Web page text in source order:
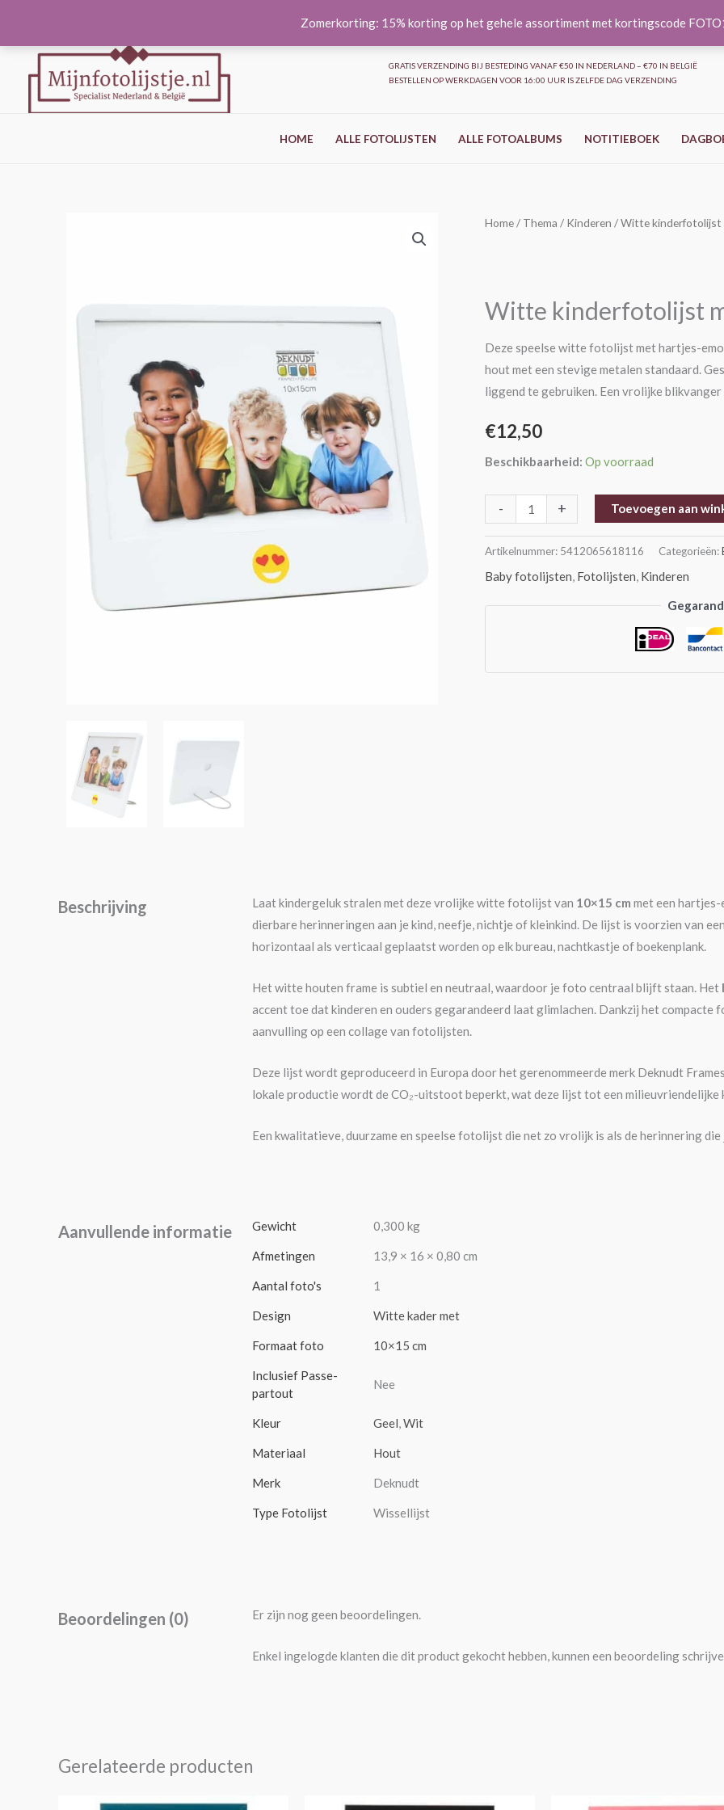
Zomerkorting: 15% korting op het gehele assortiment met kortingscode
inhoud
GRATIS VERZENDING BIJ BESTEDING VANAF €50 IN NEDERLAND – €70 IN BELGIË
BESTELLEN OP WERKDAGEN VOOR 16:00 UUR IS ZELFDE DAG VERZENDING
HOME ALLE FOTOLIJSTEN ALLE FOTOALBUMS NOTITIEBOEK
Home/ Thema / Kinderen / Witte kinderfotolijst
Witte kinderfotolijst
Deze speelse witte fotolijst met hartjes-
hout met een stevige metalen standaard.
liggend te gebruiken. Een vrolijke
€12,50
Beschikbaarheid: Op voorraad
-
Witte
emoji
10x15
cm
aantal
+ Toevoegen aan
Artikelnummer: 5412065618116 Categorieën:
Baby fotolijsten, Fotolijsten, Kinderen
Beschrijving Laat kindergeluk stralen met deze vrolijke witte fotolijst van 10×15 cm met een
dierbare herinneringen aan je kind, neefje, nichtje of kleinkind. De lijst is voorzien van
horizontaal als verticaal geplaatst worden op elk bureau, nachtkastje of boekenplank.
Het witte houten frame is subtiel en neutraal, waardoor je foto centraal blijft staan. Het
accent toe dat kinderen en ouders gegarandeerd laat glimlachen. Dankzij het
aanvulling op een collage van fotolijsten.
Deze lijst wordt geproduceerd in Europa door het gerenommeerde merk Deknudt
lokale productie wordt de CO₂-uitstoot beperkt, wat deze lijst tot een milieuvriendelijke
Een kwalitatieve, duurzame en speelse fotolijst die net zo vrolijk is als de herinnering
Aanvullende informatie Gewicht 0,300 kg
Afmetingen 13,9 × 16 × 0,80 cm
Aantal foto's 1
Design Witte kader met
Formaat foto 10×15 cm
Inclusief Passe-
partout
Nee
Kleur Geel,Wit
Materiaal Hout
Merk Deknudt
Type Fotolijst Wissellijst
Beoordelingen (0) Er zijn nog geen beoordelingen.
Enkel ingelogde klanten die dit product gekocht hebben, kunnen een beoordeling
Gerelateerde producten
Prijsklasse:
Dit
Dit